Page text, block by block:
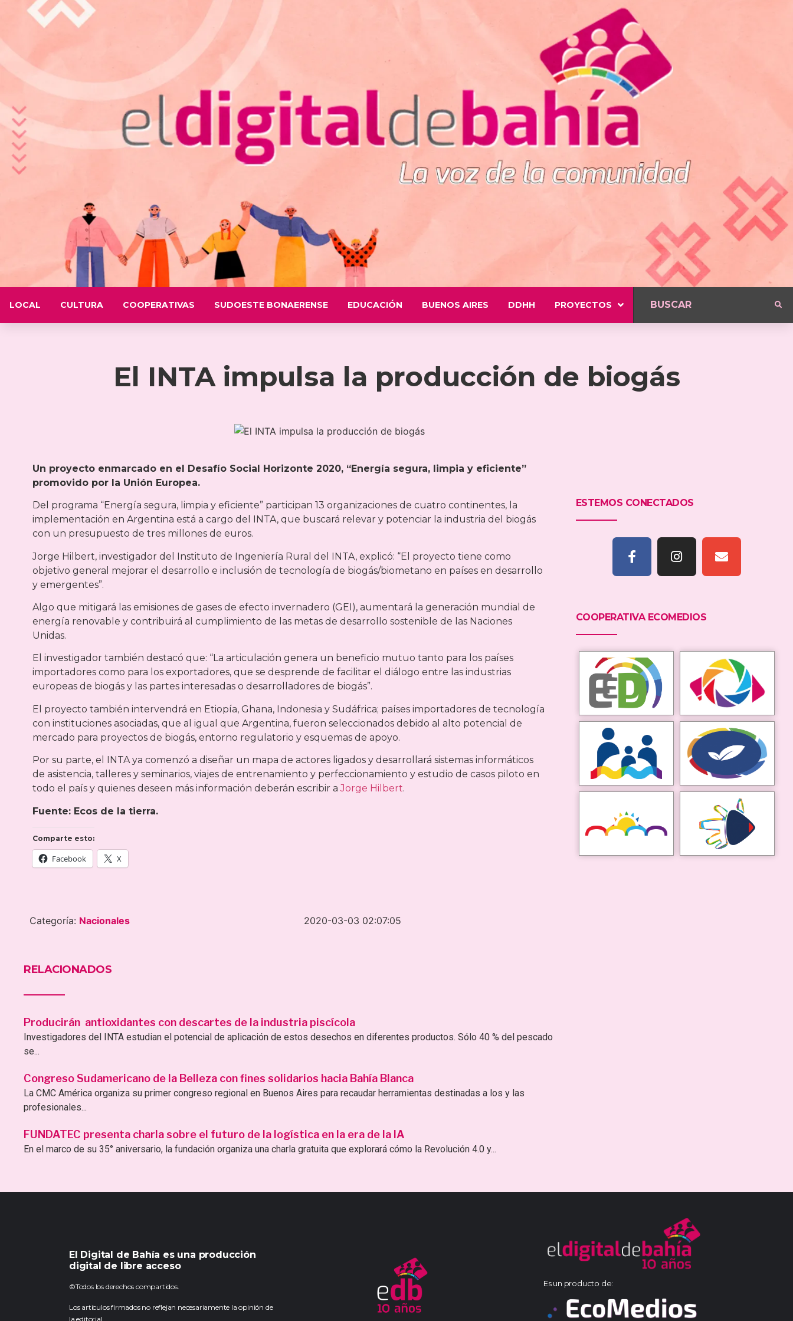
LOCAL CULTURA COOPERATIVAS SUDOESTE BONAERENSE EDUCACIÓN BUENOS AIRES DDHH PROYECTOS
El INTA impulsa la producción de biogás
Un proyecto enmarcado en el Desafío Social Horizonte 2020, “Energía segura, limpia y eficiente”
promovido por la Unión Europea.
Del programa “Energía segura, limpia y eficiente” participan 13 organizaciones de cuatro continentes, la
implementación en Argentina está a cargo del INTA, que buscará relevar y potenciar la industria del biogás
con un presupuesto de tres millones de euros.
Jorge Hilbert, investigador del Instituto de Ingeniería Rural del INTA, explicó: “El proyecto tiene como
objetivo general mejorar el desarrollo e inclusión de tecnología de biogás/biometano en países en desarrollo
y emergentes”.
Algo que mitigará las emisiones de gases de efecto invernadero (GEI), aumentará la generación mundial de
energía renovable y contribuirá al cumplimiento de las metas de desarrollo sostenible de las Naciones
Unidas.
El investigador también destacó que: “La articulación genera un beneficio mutuo tanto para los países
importadores como para los exportadores, que se desprende de facilitar el diálogo entre las industrias
europeas de biogás y las partes interesadas o desarrolladores de biogás”.
El proyecto también intervendrá en Etiopía, Ghana, Indonesia y Sudáfrica; países importadores de tecnología
con instituciones asociadas, que al igual que Argentina, fueron seleccionados debido al alto potencial de
mercado para proyectos de biogás, entorno regulatorio y esquemas de apoyo.
Por su parte, el INTA ya comenzó a diseñar un mapa de actores ligados y desarrollará sistemas informáticos
de asistencia, talleres y seminarios, viajes de entrenamiento y perfeccionamiento y estudio de casos piloto en
todo el país y quienes deseen más información deberán escribir aJorge Hilbert.
Fuente: Ecos de la tierra.
Comparte esto:
Facebook X
Categoría: Nacionales 2020-03-03 02:07:05
RELACIONADOS
Producirán antioxidantes con descartes de la industria piscícola
Investigadores del INTA estudian el potencial de aplicación de estos desechos en diferentes productos. Sólo 40 % del pescado
se...
Congreso Sudamericano de la Belleza con fines solidarios hacia Bahía Blanca
La CMC América organiza su primer congreso regional en Buenos Aires para recaudar herramientas destinadas a los y las
profesionales...
FUNDATEC presenta charla sobre el futuro de la logística en la era de la IA
En el marco de su 35° aniversario, la fundación organiza una charla gratuita que explorará cómo la Revolución 4.0 y...
ESTEMOS CONECTADOS
COOPERATIVA ECOMEDIOS
El Digital de Bahía es una producción
digital de libre acceso
©Todos los derechos compartidos.
Los artículos firmados no reflejan necesariamente la opinión de
la editorial.
Es un producto de: